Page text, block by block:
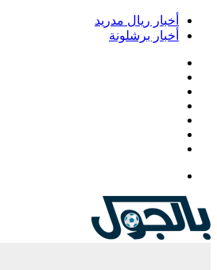
أخبار ريال مدريد
أخبار برشلونة